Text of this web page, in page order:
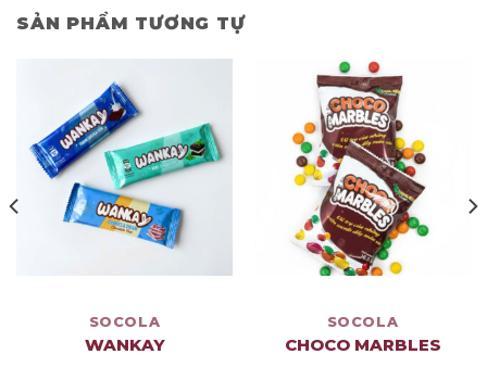
SẢN PHẨM TƯƠNG TỰ
SOCOLA
WANKAY
SOCOLA
CHOCO MARBLES